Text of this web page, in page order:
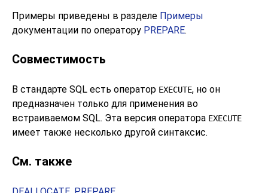
Примеры приведены в разделе Примеры
документации по оператору PREPARE.
Совместимость
В стандарте SQL есть оператор EXECUTE, но он
предназначен только для применения во
встраиваемом SQL. Эта версия оператора EXECUTE
имеет также несколько другой синтаксис.
См. также